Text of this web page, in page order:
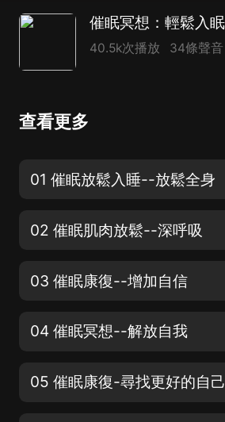
40.5k次播放 34條聲音
查看更多
01 催眠放鬆入睡--放鬆全身
02 催眠肌肉放鬆--深呼吸
03 催眠康復--增加自信
04 催眠冥想--解放自我
05 催眠康復-尋找更好的自己